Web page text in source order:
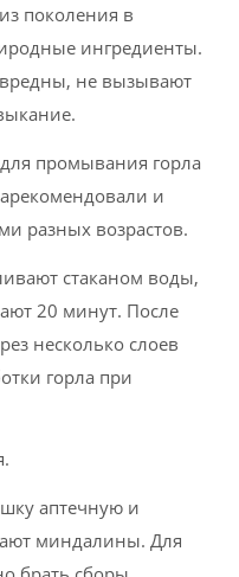
поколения в
ингредиенты.
не вызывают
промывания горла
и
разных возрастов.
стаканом воды,
20 минут. После
несколько слоев
горла при
аптечную и
миндалины. Для